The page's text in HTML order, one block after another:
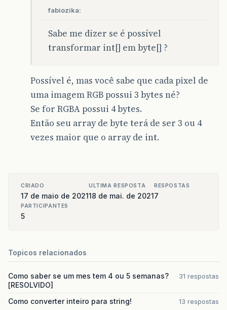
fabiozika:
Sabe me dizer se é possível
transformar int[] em byte[] ?
Possível é, mas você sabe que cada pixel de
uma imagem RGB possui 3 bytes né?
Se for RGBA possui 4 bytes.
Então seu array de byte terá de ser 3 ou 4
vezes maior que o array de int.
CRIADO
17 de maio de 2021
ULTIMA RESPOSTA
18 de mai. de 2021
RESPOSTAS
7
PARTICIPANTES
5
Topicos relacionados
Como saber se um mes tem 4 ou 5 semanas?
[RESOLVIDO]
31 respostas
Como converter inteiro para string! 13 respostas